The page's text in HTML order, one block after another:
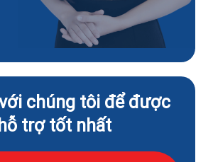
chúng tôi để được
trợ tốt nhất